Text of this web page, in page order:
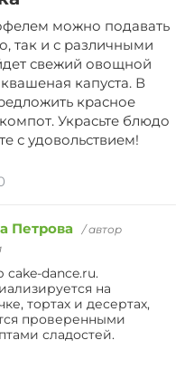
можно подавать
так и с различными
свежий овощной
капуста. В
красное
Украсьте блюдо
с удовольствием!
Петрова
/ автор
cake-dance.ru.
на
тортах и десертах,
проверенными
сладостей.